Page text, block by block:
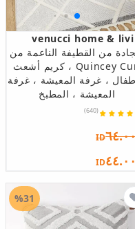
venucci home &
من القطيفة الناعمة من
Quincey Curl ، كريم أشعث
، غرفة المعيشة ، غرفة
المعيشة ، المطبخ
(640)
ID
ID
%31